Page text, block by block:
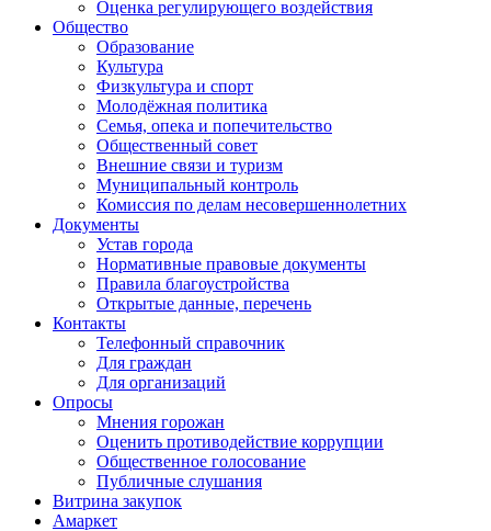
Оценка регулирующего воздействия
Общество
Образование
Культура
Физкультура и спорт
Молодёжная политика
Семья, опека и попечительство
Общественный совет
Внешние связи и туризм
Муниципальный контроль
Комиссия по делам несовершеннолетних
Документы
Устав города
Нормативные правовые документы
Правила благоустройства
Открытые данные, перечень
Контакты
Телефонный справочник
Для граждан
Для организаций
Опросы
Мнения горожан
Оценить противодействие коррупции
Общественное голосование
Публичные слушания
Витрина закупок
Амаркет